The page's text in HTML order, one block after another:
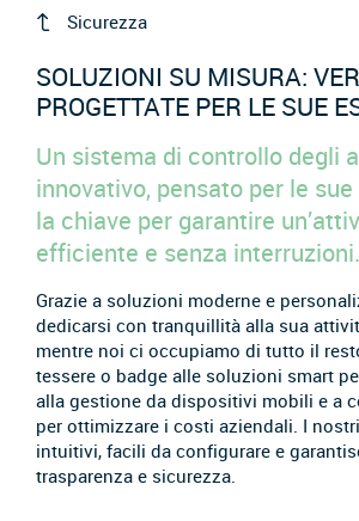
Sicurezza
SOLUZIONI SU MISURA:
PROGETTATE PER LE SUE
Un sistema di controllo degli
innovativo, pensato per le
la chiave per garantire
efficiente e senza interruzioni.
Grazie a soluzioni moderne e
dedicarsi con tranquillità alla sua
mentre noi ci occupiamo di tutto il
tessere o badge alle soluzioni smart
alla gestione da dispositivi mobili e a
per ottimizzare i costi aziendali. I
intuitivi, facili da configurare e
trasparenza e sicurezza.